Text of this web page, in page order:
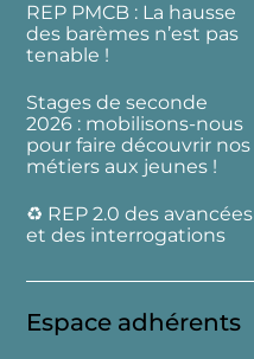
REP PMCB : La hausse
des barèmes n’est pas
tenable !
Stages de seconde
2026 : mobilisons-nous
pour faire découvrir nos
métiers aux jeunes !
♻️ REP 2.0 des avancées
et des interrogations
Espace adhérents